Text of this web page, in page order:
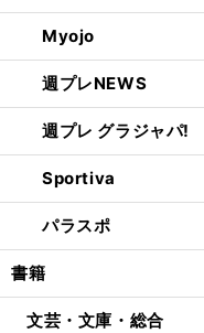
Myojo
週プレNEWS
週プレ グラジャパ!
Sportiva
パラスポ
書籍
文芸・文庫・総合